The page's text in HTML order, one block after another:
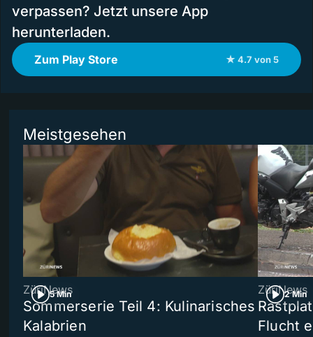
verpassen? Jetzt unsere App
herunterladen.
Zum Play Store ★ 4.7 von 5
Meistgesehen
5 Min
ZüriNews
Sommerserie Teil 4: Kulinarisches
Kalabrien
2 Min
ZüriNews
Flucht